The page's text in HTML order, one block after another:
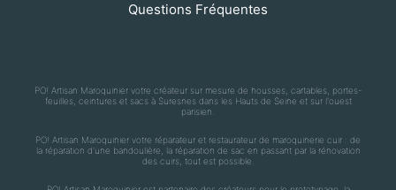
Questions Fréquentes
PO! Artisan Maroquinier votre créateur sur mesure de housses, cartables, portes-
feuilles, ceintures et sacs à Suresnes dans les Hauts de Seine et sur l'ouest
parisien.
PO! Artisan Maroquinier votre réparateur et restaurateur de maroquinerie cuir : de
la réparation d'une bandoulière, la réparation de sac en passant par la rénovation
des cuirs, tout est possible.